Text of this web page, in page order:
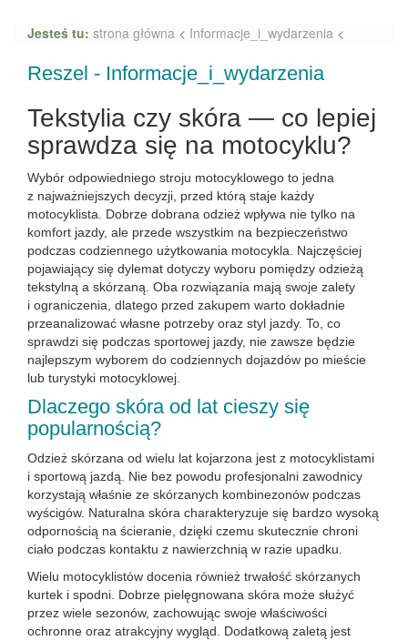
Jesteś tu: strona główna < Informacje_i_wydarzenia <
Reszel - Informacje_i_wydarzenia
Tekstylia czy skóra — co lepiej
sprawdza się na motocyklu?
Wybór odpowiedniego stroju motocyklowego to jedna
z najważniejszych decyzji, przed którą staje każdy
motocyklista. Dobrze dobrana odzież wpływa nie tylko na
komfort jazdy, ale przede wszystkim na bezpieczeństwo
podczas codziennego użytkowania motocykla. Najczęściej
pojawiający się dylemat dotyczy wyboru pomiędzy odzieżą
tekstylną a skórzaną. Oba rozwiązania mają swoje zalety
i ograniczenia, dlatego przed zakupem warto dokładnie
przeanalizować własne potrzeby oraz styl jazdy. To, co
sprawdzi się podczas sportowej jazdy, nie zawsze będzie
najlepszym wyborem do codziennych dojazdów po mieście
lub turystyki motocyklowej.
Dlaczego skóra od lat cieszy się
popularnością?
Odzież skórzana od wielu lat kojarzona jest z motocyklistami
i sportową jazdą. Nie bez powodu profesjonalni zawodnicy
korzystają właśnie ze skórzanych kombinezonów podczas
wyścigów. Naturalna skóra charakteryzuje się bardzo wysoką
odpornością na ścieranie, dzięki czemu skutecznie chroni
ciało podczas kontaktu z nawierzchnią w razie upadku.
Wielu motocyklistów docenia również trwałość skórzanych
kurtek i spodni. Dobrze pielęgnowana skóra może służyć
przez wiele sezonów, zachowując swoje właściwości
ochronne oraz atrakcyjny wygląd. Dodatkową zaletą jest